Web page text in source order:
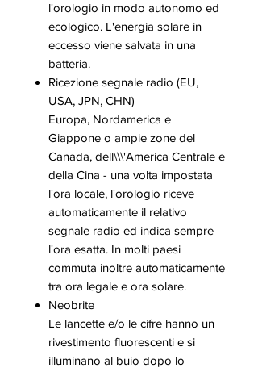
l'orologio in modo autonomo ed
ecologico. L'energia solare in
eccesso viene salvata in una
batteria.
Ricezione segnale radio (EU,
USA, JPN, CHN)
Europa, Nordamerica e
Giappone o ampie zone del
Canada, dell\\\'America Centrale e
della Cina - una volta impostata
l'ora locale, l'orologio riceve
automaticamente il relativo
segnale radio ed indica sempre
l'ora esatta. In molti paesi
commuta inoltre automaticamente
tra ora legale e ora solare.
Neobrite
Le lancette e/o le cifre hanno un
rivestimento fluorescenti e si
illuminano al buio dopo lo